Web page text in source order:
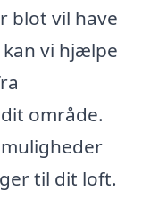
blot vil have
vi hjælpe
område.
til dit loft.